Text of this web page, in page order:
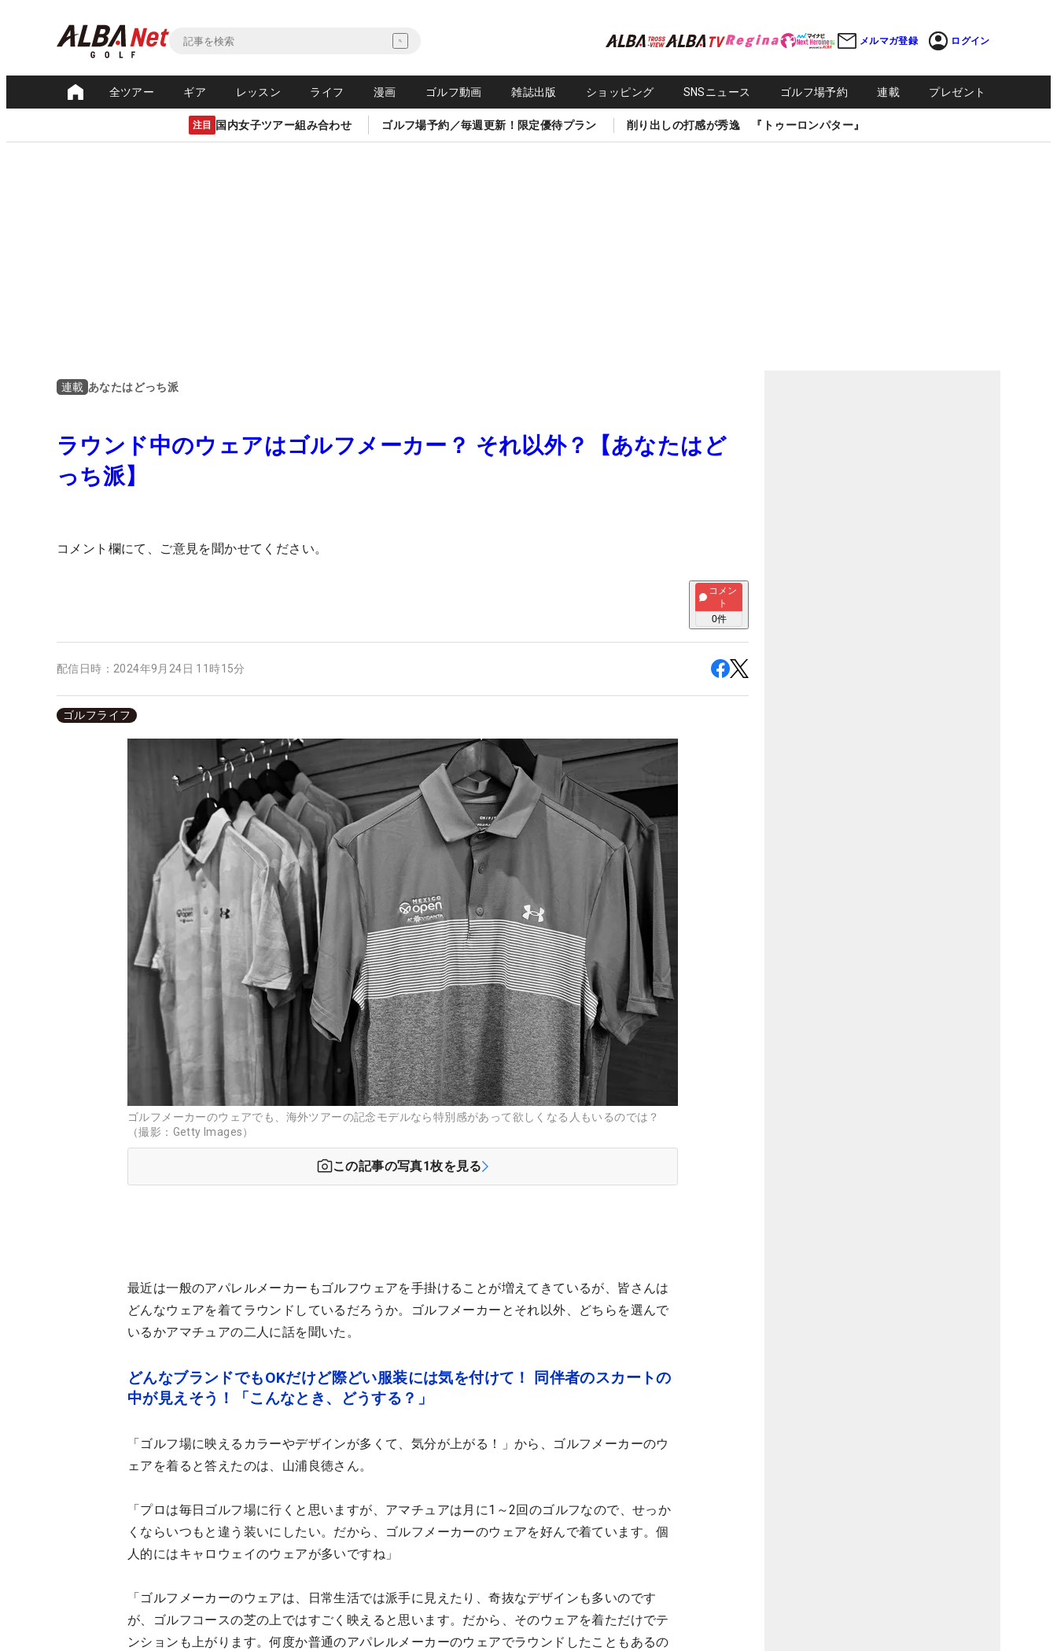
メルマガ登録 ログイン
全ツアー ギア レッスン ライフ 漫画 ゴルフ動画 雑誌出版 ショッピング SNSニュース ゴルフ場予約 連載 プレゼント
注目 国内女子ツアー組み合わせ ゴルフ場予約／毎週更新！限定優待プラン 削り出しの打感が秀逸 『トゥーロンパター』
連載 あなたはどっち派
ラウンド中のウェアはゴルフメーカー？ それ以外？【あなたはど
っち派】
コメント欄にて、ご意見を聞かせてください。
コメン
ト
0件
配信日時： 2024年9月24日 11時15分
ゴルフライフ
ゴルフメーカーのウェアでも、海外ツアーの記念モデルなら特別感があって欲しくなる人もいるのでは？
（撮影：Getty Images）
この記事の写真1枚を見る
最近は一般のアパレルメーカーもゴルフウェアを手掛けることが増えてきているが、皆さんは
どんなウェアを着てラウンドしているだろうか。ゴルフメーカーとそれ以外、どちらを選んで
いるかアマチュアの二人に話を聞いた。
どんなブランドでもOKだけど際どい服装には気を付けて！ 同伴者のスカートの
中が見えそう！「こんなとき、どうする？」
「ゴルフ場に映えるカラーやデザインが多くて、気分が上がる！」から、ゴルフメーカーのウ
ェアを着ると答えたのは、山浦良徳さん。
「プロは毎日ゴルフ場に行くと思いますが、アマチュアは月に1～2回のゴルフなので、せっか
くならいつもと違う装いにしたい。だから、ゴルフメーカーのウェアを好んで着ています。個
人的にはキャロウェイのウェアが多いですね」
「ゴルフメーカーのウェアは、日常生活では派手に見えたり、奇抜なデザインも多いのです
が、ゴルフコースの芝の上ではすごく映えると思います。だから、そのウェアを着ただけでテ
ンションも上がります。何度か普通のアパレルメーカーのウェアでラウンドしたこともあるの